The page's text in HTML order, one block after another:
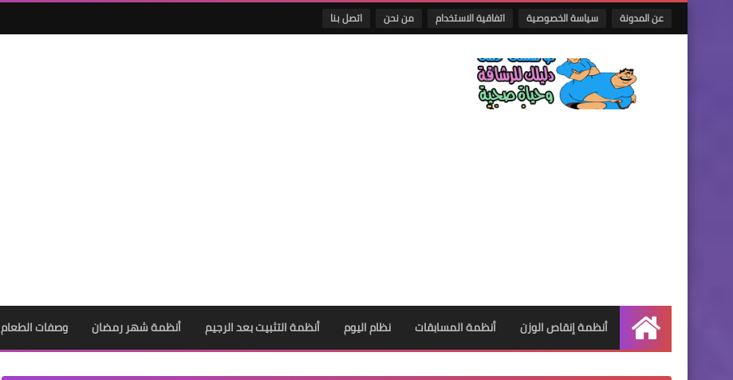
عن المدونة سياسة الخصوصية اتفاقية الاستخدام من نحن اتصل بنا
الرئيسية
أنظمة إنقاص الوزن أنظمة المسابقات نظام اليوم أنظمة التثبيت بعد الرجيم أنظمة شهر رمضان وصفات الطعام